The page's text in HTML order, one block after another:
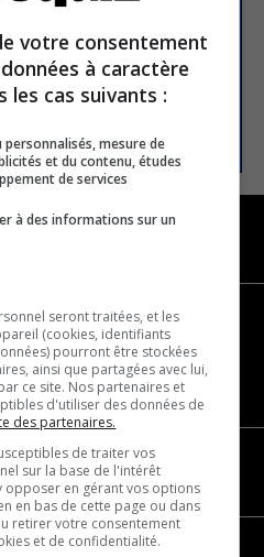
votre consentement
à caractère
les cas suivants :
mesure de
et du contenu, études
de services
à des informations sur un
seront traitées, et les
(cookies, identifiants
pourront être stockées
ainsi que partagées avec lui,
ce site. Nos partenaires et
d'utiliser des données de
des partenaires.
de traiter vos
sur la base de l'intérêt
opposer en gérant vos options
en bas de cette page ou dans
retirer votre consentement
et de confidentialité.